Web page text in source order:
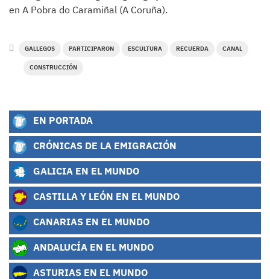
en A Pobra do Caramiñal (A Coruña).
GALLEGOS PARTICIPARON ESCULTURA RECUERDA CANAL
CONSTRUCCIÓN
EN PORTADA
CRÓNICAS DE LA EMIGRACIÓN
GALICIA EN EL MUNDO
CASTILLA Y LEÓN EN EL MUNDO
CANARIAS EN EL MUNDO
ANDALUCÍA EN EL MUNDO
ASTURIAS EN EL MUNDO